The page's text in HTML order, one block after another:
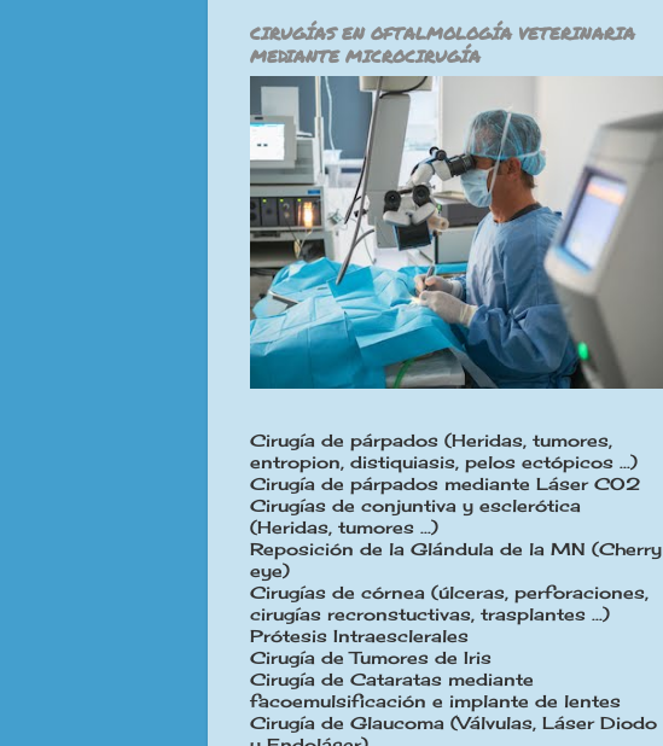
CIRUGÍAS EN OFTALMOLOGÍA VETERINARIA
MEDIANTE MICROCIRUGÍA
Cirugía de párpados (Heridas, tumores,
entropion, distiquiasis, pelos ectópicos ...)
Cirugía de párpados mediante Láser CO2
Cirugías de conjuntiva y esclerótica
(Heridas, tumores ...)
Reposición de la Glándula de la MN (Cherry
eye)
Cirugías de córnea (úlceras, perforaciones,
cirugías recronstuctivas, trasplantes ...)
Prótesis Intraesclerales
Cirugía de Tumores de Iris
Cirugía de Cataratas mediante
facoemulsificación e implante de lentes
Cirugía de Glaucoma (Válvulas, Láser Diodo